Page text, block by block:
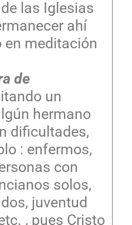
las Iglesias
ahí
meditación
de
un
hermano
dificultades,
: enfermos,
con
solos,
juventud
, pues Cristo